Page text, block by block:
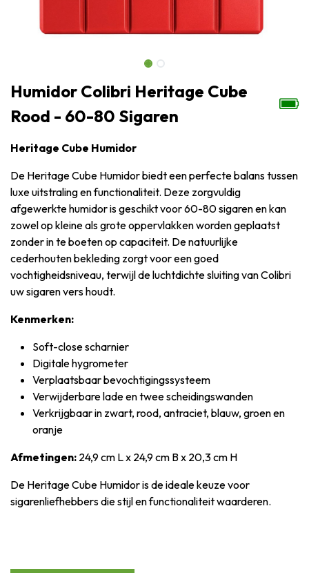
Humidor Colibri Heritage Cube
Rood - 60-80 Sigaren
Heritage Cube Humidor
De Heritage Cube Humidor biedt een perfecte balans tussen
luxe uitstraling en functionaliteit. Deze zorgvuldig
afgewerkte humidor is geschikt voor 60-80 sigaren en kan
zowel op kleine als grote oppervlakken worden geplaatst
zonder in te boeten op capaciteit. De natuurlijke
cederhouten bekleding zorgt voor een goed
vochtigheidsniveau, terwijl de luchtdichte sluiting van Colibri
uw sigaren vers houdt.
Kenmerken:
Soft-close scharnier
Digitale hygrometer
Verplaatsbaar bevochtigingssysteem
Verwijderbare lade en twee scheidingswanden
Verkrijgbaar in zwart, rood, antraciet, blauw, groen en
oranje
Afmetingen: 24,9 cm L x 24,9 cm B x 20,3 cm H
De Heritage Cube Humidor is de ideale keuze voor
sigarenliefhebbers die stijl en functionaliteit waarderen.